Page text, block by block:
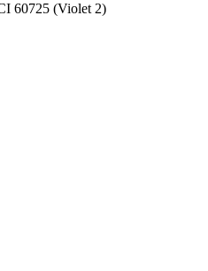
60725 (Violet 2)